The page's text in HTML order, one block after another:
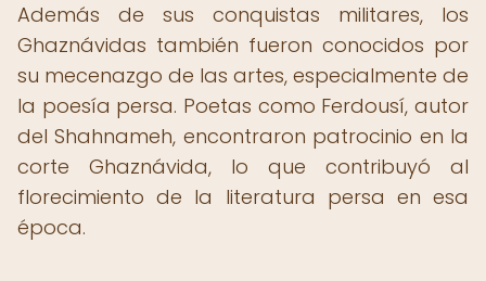
Además de sus conquistas militares, los
Ghaznávidas también fueron conocidos por
su mecenazgo de las artes, especialmente de
la poesía persa. Poetas como Ferdousí, autor
del Shahnameh, encontraron patrocinio en la
corte Ghaznávida, lo que contribuyó al
florecimiento de la literatura persa en esa
época.